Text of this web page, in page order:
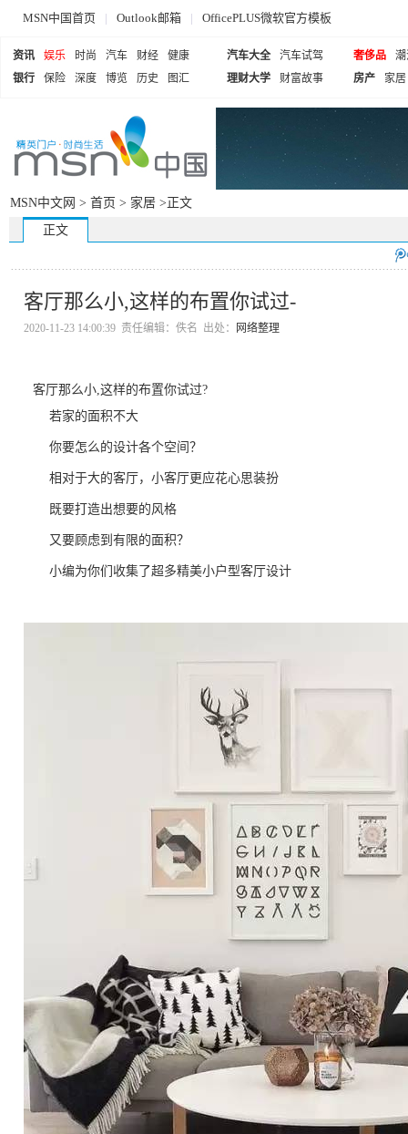
MSN中国首页 | Outlook邮箱 | OfficePLUS微软官方模板
资讯 娱乐 时尚 汽车 财经
健康
银行
保险 深度 博览 历史 图汇
汽车大全
汽车试驾
理财大学
财富故事
奢侈品
房产
家居
MSN中文网 > 首页 > 家居 >正文
正文
客厅那么小,这样的布置你试过-
2020-11-23 14:00:39 责任编辑：佚名 出处： 网络整理
客厅那么小,这样的布置你试过?
若家的面积不大
你要怎么的设计各个空间？
相对于大的客厅，小客厅更应花心思装扮
既要打造出想要的风格
又要顾虑到有限的面积？
小编为你们收集了超多精美小户型客厅设计